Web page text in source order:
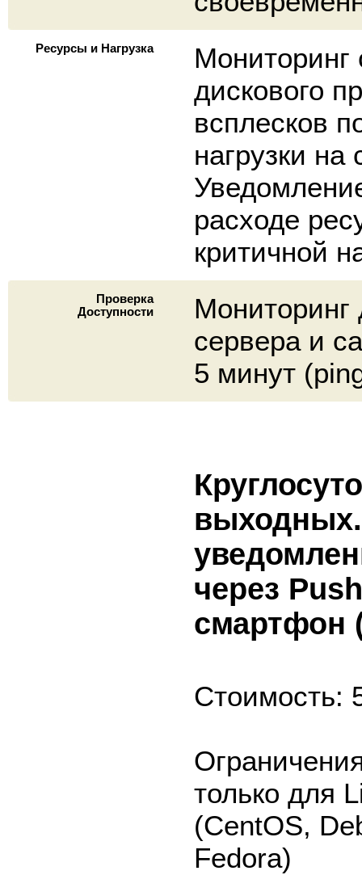
Ресурсы и Нагрузка
Мониторинг
дискового
всплесков
нагрузки на
расходе
критичной
Проверка
Доступности
Мониторинг
сервера и
5 минут
через
смартфон
Стоимость:
только для
(CentOS,
Fedora)